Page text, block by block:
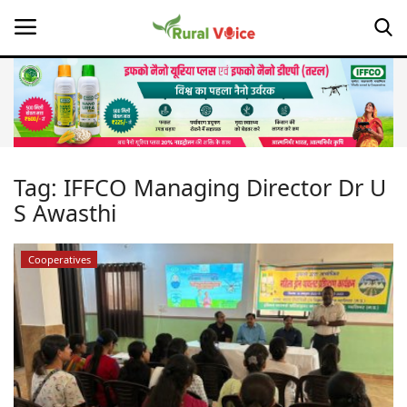
Home
About Us
Leadership Profiles
Opinion
Politics
Magazine
Tag: IFFCO Managing Director Dr U
S Awasthi
Cooperatives